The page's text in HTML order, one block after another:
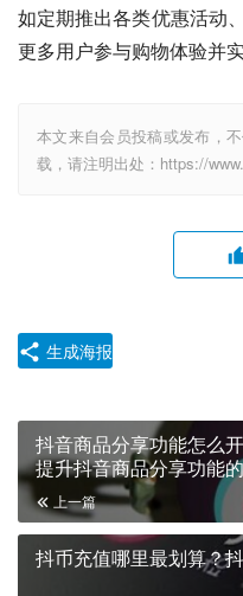
如定期推出各类优惠活动
更多用户参与购物体验并实
本文来自会员投稿或发布，
载，请注明出处：https://
生成海报
抖音商品分享功能怎么
提升抖音商品分享功能
上一篇
抖币充值哪里最划算？